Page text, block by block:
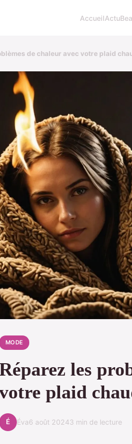
AccueilActu
de chaleur avec votre plaid
MODE
les
plaid
É Éva6 août 20243 min de lecture